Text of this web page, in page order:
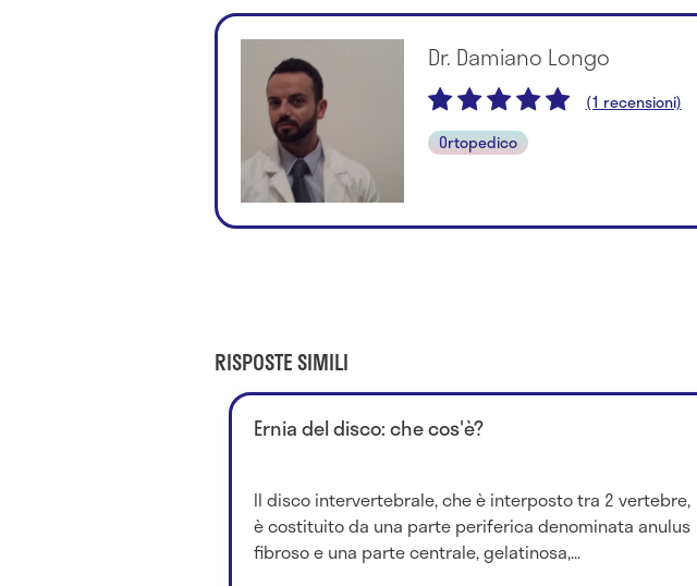
Dr. Damiano Longo
(1 recensioni)
Ortopedico
RISPOSTE SIMILI
Ernia del disco: che cos'è?
Il disco intervertebrale, che è interposto tra 2 vertebre,
è costituito da una parte periferica denominata anulus
fibroso e una parte centrale, gelatinosa,...